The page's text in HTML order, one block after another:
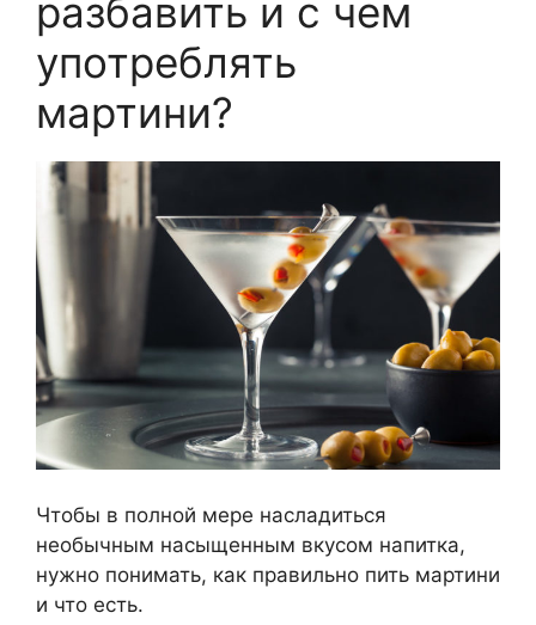
разбавить и с чем
употреблять
мартини?
Чтобы в полной мере насладиться
необычным насыщенным вкусом напитка,
нужно понимать, как правильно пить мартини
и что есть.